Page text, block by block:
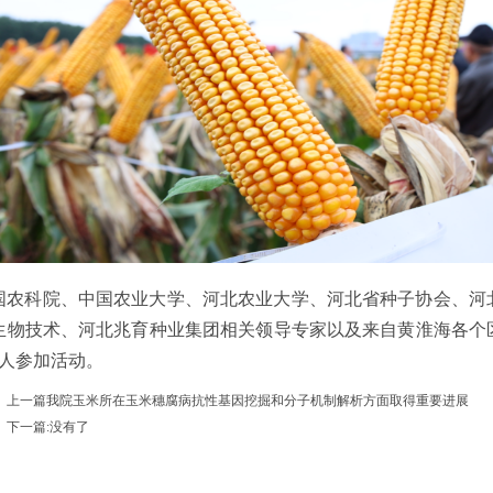
农科院、中国农业大学、河北农业大学、河北省种子协会、
物技术、河北兆育种业集团相关领导专家以及来自黄淮海各
参加活动。
上一篇我院玉米所在玉米穗腐病抗性基因挖掘和分子机制解析方面取得重要进展
下一篇:没有了